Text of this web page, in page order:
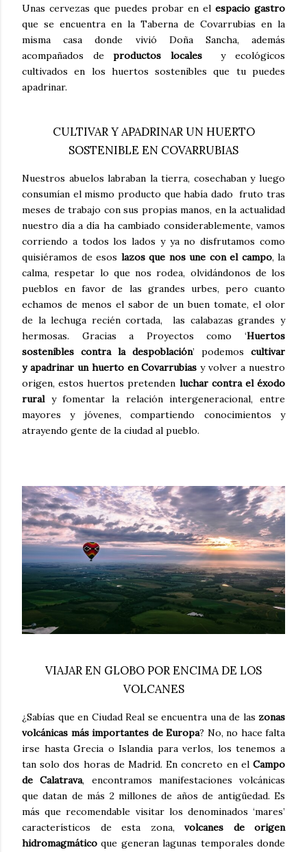
Unas cervezas que puedes probar en el espacio gastro
que se encuentra en la Taberna de Covarrubias en la
misma casa donde vivió Doña Sancha, además
acompañados deproductos locales y ecológicos
cultivados en los huertos sostenibles que tu puedes
apadrinar.
CULTIVAR Y APADRINAR UN HUERTO
SOSTENIBLE EN COVARRUBIAS
Nuestros abuelos labraban la tierra, cosechaban y luego
consumían el mismo producto que había dado fruto tras
meses de trabajo con sus propias manos, en la actualidad
nuestro día a día ha cambiado considerablemente, vamos
corriendo a todos los lados y ya no disfrutamos como
quisiéramos de esos lazos que nos une con el campo, la
calma, respetar lo que nos rodea, olvidándonos de los
pueblos en favor de las grandes urbes, pero cuanto
echamos de menos el sabor de un buen tomate, el olor
de la lechuga recién cortada, las calabazas grandes y
hermosas. Gracias a Proyectos como ‘Huertos
sostenibles contra la despoblación’ podemos cultivar
y apadrinar un huerto en Covarrubias y volver a nuestro
origen, estos huertos pretenden luchar contra el éxodo
ruraly fomentar la relación intergeneracional, entre
mayores y jóvenes, compartiendo conocimientos y
atrayendo gente de la ciudad al pueblo.
VIAJAR EN GLOBO POR ENCIMA DE LOS
VOLCANES
¿Sabías que en Ciudad Real se encuentra una de las zonas
volcánicas más importantes de Europa? No, no hace falta
irse hasta Grecia o Islandia para verlos, los tenemos a
tan solo dos horas de Madrid. En concreto en el Campo
de Calatrava, encontramos manifestaciones volcánicas
que datan de más 2 millones de años de antigüedad. Es
más que recomendable visitar los denominados ‘mares’
característicos de esta zona, volcanes de origen
hidromagmático que generan lagunas temporales donde